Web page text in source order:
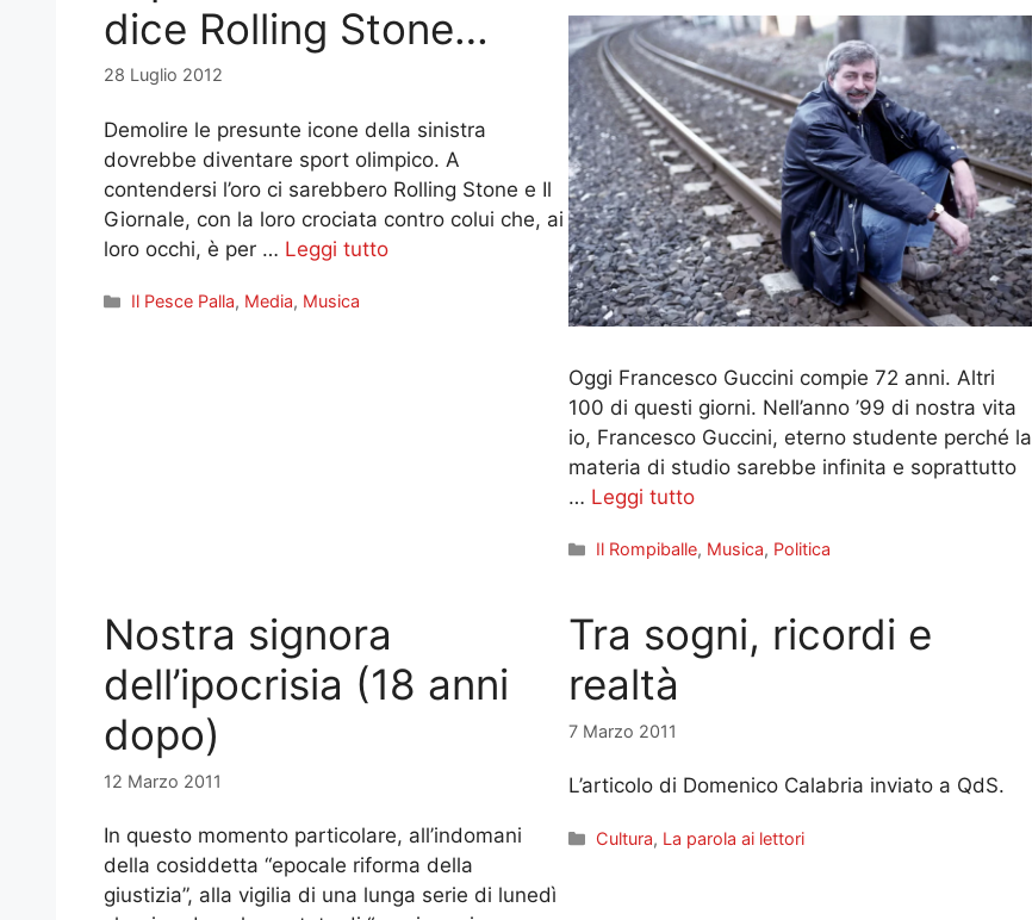
dice Rolling Stone…
28 Luglio 2012
Demolire le presunte icone della sinistra
dovrebbe diventare sport olimpico. A
contendersi l’oro ci sarebbero Rolling Stone e Il
Giornale, con la loro crociata contro colui che, ai
loro occhi, è per … Leggi tutto
Categorie
Il Pesce Palla, Media, Musica
Oggi Francesco Guccini compie 72 anni. Altri
100 di questi giorni. Nell’anno ’99 di nostra vita
io, Francesco Guccini, eterno studente perché la
materia di studio sarebbe infinita e soprattutto
… Leggi tutto
Categorie
Il Rompiballe, Musica, Politica
Nostra signora
dell’ipocrisia (18 anni
dopo)
12 Marzo 2011
In questo momento particolare, all’indomani
della cosiddetta “epocale riforma della
giustizia”, alla vigilia di una lunga serie di lunedì
Tra sogni, ricordi e
realtà
7 Marzo 2011
L’articolo di Domenico Calabria inviato a QdS.
Categorie
Cultura, La parola ai lettori